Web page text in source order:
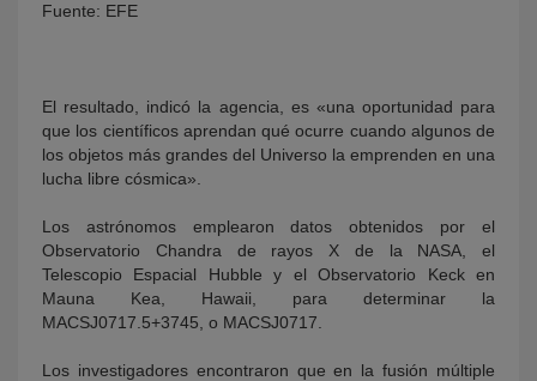
Fuente: EFE
El resultado, indicó la agencia, es «una oportunidad para
que los científicos aprendan qué ocurre cuando algunos de
los objetos más grandes del Universo la emprenden en una
lucha libre cósmica».
Los astrónomos emplearon datos obtenidos por el
Observatorio Chandra de rayos X de la NASA, el
Telescopio Espacial Hubble y el Observatorio Keck en
Mauna Kea, Hawaii, para determinar la
MACSJ0717.5+3745, o MACSJ0717.
Los investigadores encontraron que en la fusión múltiple